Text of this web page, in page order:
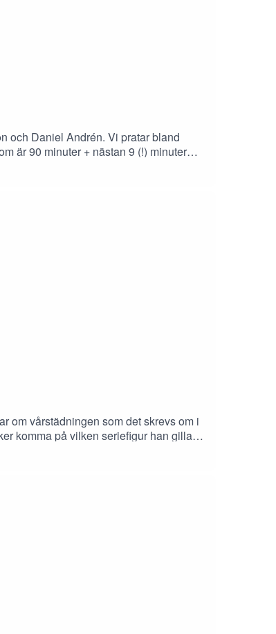
och Daniel Andrén. Vi pratar bland
är 90 minuter + nästan 9 (!) minuter
om vårstädningen som det skrevs om i
komma på vilken seriefigur han gillar